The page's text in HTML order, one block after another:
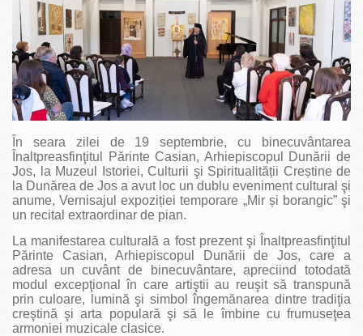
În seara zilei de 19 septembrie, cu binecuvântarea
Înaltpreasfinţitul Părinte Casian, Arhiepiscopul Dunării de
Jos, la Muzeul Istoriei, Culturii şi Spiritualității Creștine de
la Dunărea de Jos a avut loc un dublu eveniment cultural şi
anume, Vernisajul expoziției temporare „Mir și borangic” şi
un recital extraordinar de pian.
La manifestarea culturală a fost prezent şi Înaltpreasfinţitul
Părinte Casian, Arhiepiscopul Dunării de Jos, care a
adresa un cuvânt de binecuvântare, apreciind totodată
modul excepţional în care artiştii au reuşit să transpună
prin culoare, lumină şi simbol îngemănarea dintre tradiţia
creştină şi arta populară şi să le îmbine cu frumuseţea
armoniei muzicale clasice.